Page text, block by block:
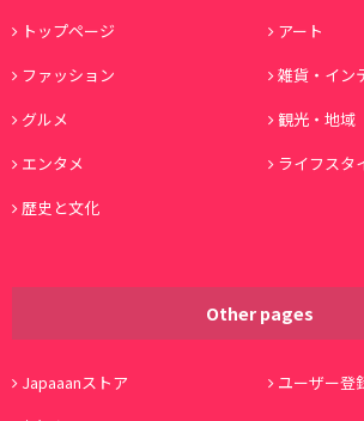
トップページ
アート
ファッション
雑貨・イン
グルメ
観光・地域
エンタメ
ライフスタ
歴史と文化
Other pages
Japaaanストア
ユーザー登